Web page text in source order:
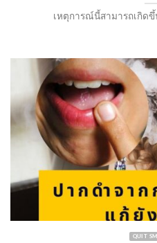
เหตุการณ์นี้สามารถเกิด
QUIT